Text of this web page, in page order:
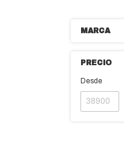
MARCA
PRECIO
Desde